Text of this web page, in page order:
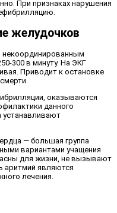
При признаках нарушения
желудочков
некоординированным
300 в минуту. На ЭКГ
Приводит к остановке
оказываются
данного
устанавливают
— большая группа
вариантами учащения
для жизни, не вызывают
аритмий являются
лечения.